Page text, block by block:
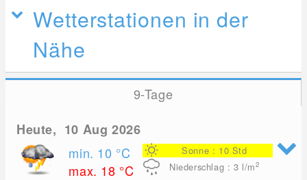
Wetterstationen in der
Nähe
9-Tage
Heute, 10 Aug 2026
min. 10 °C
max. 18 °C
Sonne : 10 Std
Niederschlag : 3 l/m2